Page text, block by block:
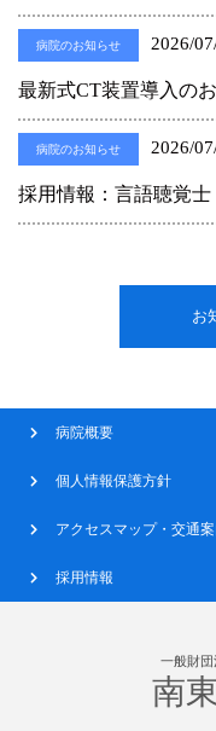
病院のお知らせ 2026/
最新式CT装置導入の
病院のお知らせ 2026/
採用情報：言語聴覚士
お
病院概要
個人情報保護方針
アクセスマップ・交通
採用情報
一般財
南